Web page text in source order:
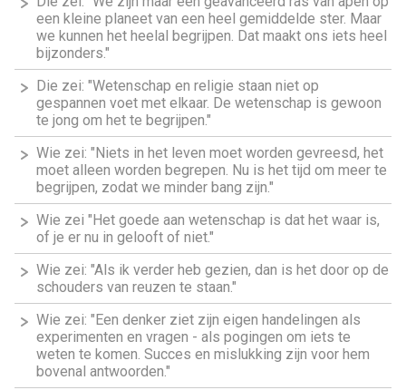
een kleine planeet van een heel gemiddelde ster. Maar
we kunnen het heelal begrijpen. Dat maakt ons iets heel
bijzonders."
Die zei: "Wetenschap en religie staan niet op
gespannen voet met elkaar. De wetenschap is gewoon
te jong om het te begrijpen."
Wie zei: "Niets in het leven moet worden gevreesd, het
moet alleen worden begrepen. Nu is het tijd om meer te
begrijpen, zodat we minder bang zijn."
Wie zei "Het goede aan wetenschap is dat het waar is,
of je er nu in gelooft of niet."
Wie zei: "Als ik verder heb gezien, dan is het door op de
schouders van reuzen te staan."
Wie zei: "Een denker ziet zijn eigen handelingen als
experimenten en vragen - als pogingen om iets te
weten te komen. Succes en mislukking zijn voor hem
bovenal antwoorden."